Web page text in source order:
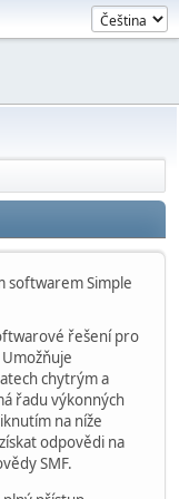
softwarem Simple
řešení pro
chytrým a
řadu výkonných
na níže
odpovědi na
SMF.